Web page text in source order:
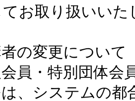
お取り扱いい
の変更について
員・特別団体会
は、システムの